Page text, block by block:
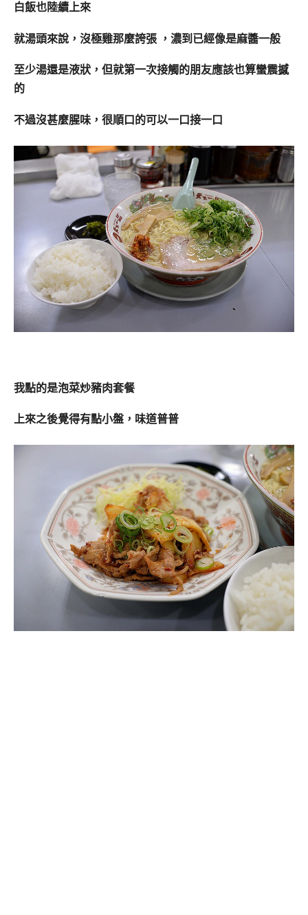
白飯也陸續上來
就湯頭來說，沒極雞那麼誇張 ，濃到已經像是麻醬一般
至少湯還是液狀，但就第一次接觸的朋友應該也算蠻震撼
的
不過沒甚麼腥味，很順口的可以一口接一口
我點的是泡菜炒豬肉套餐
上來之後覺得有點小盤，味道普普